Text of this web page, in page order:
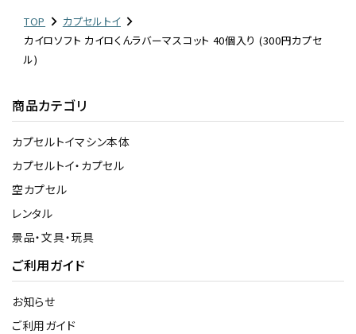
TOP
カプセルトイ
カイロソフト カイロくんラバーマスコット 40個入り (300円カプセ
ル)
商品カテゴリ
カプセルトイマシン本体
カプセルトイ・カプセル
空カプセル
レンタル
景品・文具・玩具
ご利用ガイド
お知らせ
ご利用ガイド